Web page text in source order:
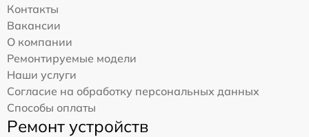
Контакты
Вакансии
О компании
Ремонтируемые модели
Наши услуги
Согласие на обработку персональных данных
Способы оплаты
Ремонт устройств